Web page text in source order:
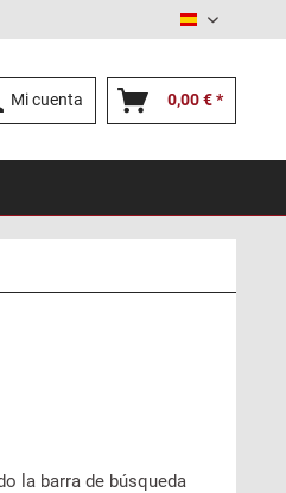
Español
Mi cuenta 0,00 € *
la barra de búsqueda